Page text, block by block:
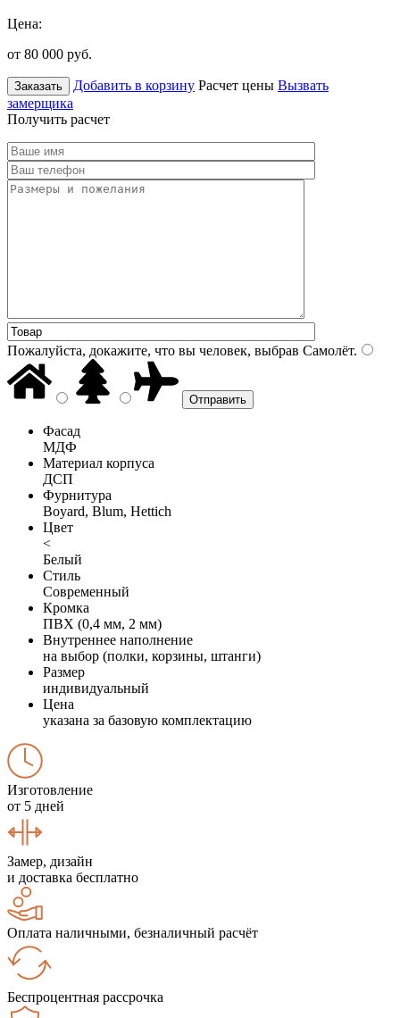
Цена:
от 80 000 руб.
Заказать Добавить в корзину Расчет цены Вызвать
замерщика
Получить расчет
Пожалуйста, докажите, что вы человек, выбрав Самолёт.
Фасад
МДФ
Материал корпуса
ДСП
Фурнитура
Boyard, Blum, Hettich
Цвет
<
Белый
Стиль
Современный
Кромка
ПВХ (0,4 мм, 2 мм)
Внутреннее наполнение
на выбор (полки, корзины, штанги)
Размер
индивидуальный
Цена
указана за базовую комплектацию
Изготовление
от 5 дней
Замер, дизайн
и доставка бесплатно
Оплата наличными, безналичный расчёт
Беспроцентная рассрочка